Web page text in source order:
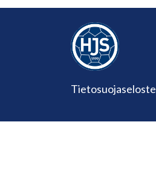
Tietosuojaseloste